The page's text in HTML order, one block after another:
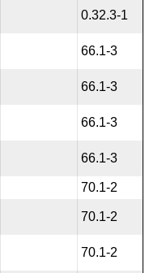
0.32.3-1
66.1-3
66.1-3
66.1-3
66.1-3
70.1-2
70.1-2
70.1-2